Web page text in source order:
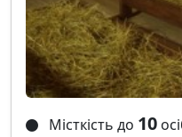
Місткість до 10